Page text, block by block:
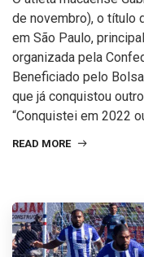
de novembro), o título
em São Paulo,
organizada pela
Beneficiado pelo
que já conquistou
“Conquistei em 2022
READ MORE